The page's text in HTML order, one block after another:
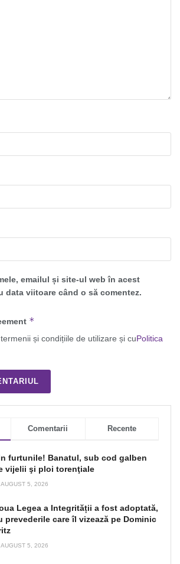
emailul și site-ul web în acest
data viitoare când o să comentez.
*
și condițiile de utilizare și cuPolitica
Comentarii Recente
furtunile! Banatul, sub cod galben
vijelii şi ploi torenţiale
AUGUST 5, 2026
Legea a Integrității a fost adoptată,
prevederile care îl vizează pe Dominic
AUGUST 5, 2026